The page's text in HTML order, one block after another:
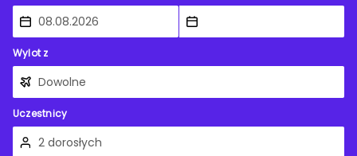
Wylot z
Uczestnicy